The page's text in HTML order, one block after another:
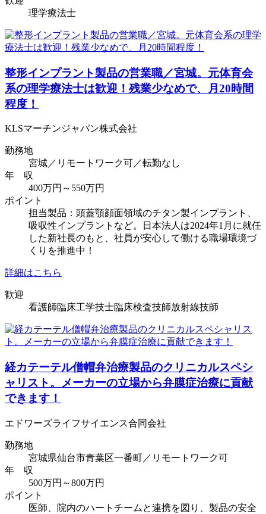
理学療法士
整形インプラント製品の営業職／宮城。元体育会
系の理学療法士は歓迎！残業少なめで、月20時間
程度！
KLSマーチンジャパン株式会社
勤務地
宮城／リモートワーク可／転勤なし
年 収
400万円～550万円
ポイント
担当製品：頭蓋顎顔面領域のチタン製インプラント、
吸収性インプラントなど。日本法人は2024年1月に就任
した新社長のもと、社員が安心して働ける職場環境づ
くりを推進中！
詳細はこちら
歓迎
看護師臨床工学技士臨床検査技師放射線技師
経カテーテル僧帽弁治療製品のクリニカルスペシ
ャリスト。メーカーの立場から弁膜症治療に貢献
できます！
エドワーズライフサイエンス合同会社
勤務地
宮城県仙台市青葉区一番町／リモートワーク可
年 収
500万円～800万円
ポイント
医師、院内のハートチームと連携を図り、製品の安全